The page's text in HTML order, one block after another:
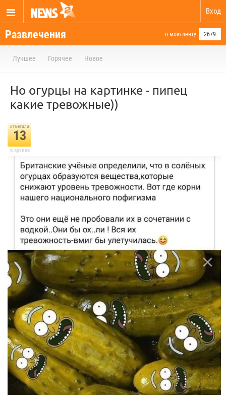
Вход
Развлечения в мою ленту 2679
Лучшее Горячее Новое
Но огурцы на картинке - пипец
какие тревожные))
отметили
13
в архиве